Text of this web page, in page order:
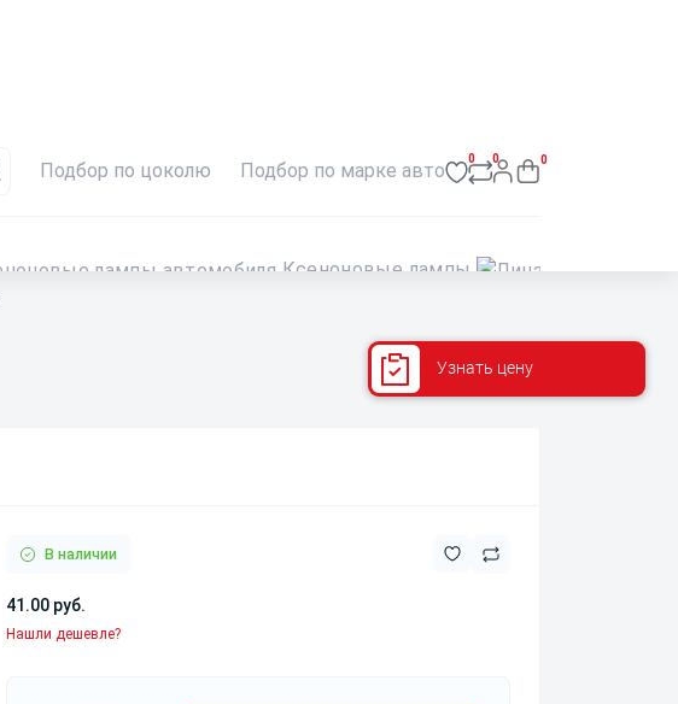
Подбор по цоколю
Подбор по марке авто 0 0 0
Ксеноновые лампы
В наличии
41.00 руб.
Нашли дешевле?
Узнать цену